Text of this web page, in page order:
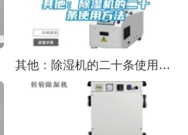
其他：除湿机的二十条使用方法